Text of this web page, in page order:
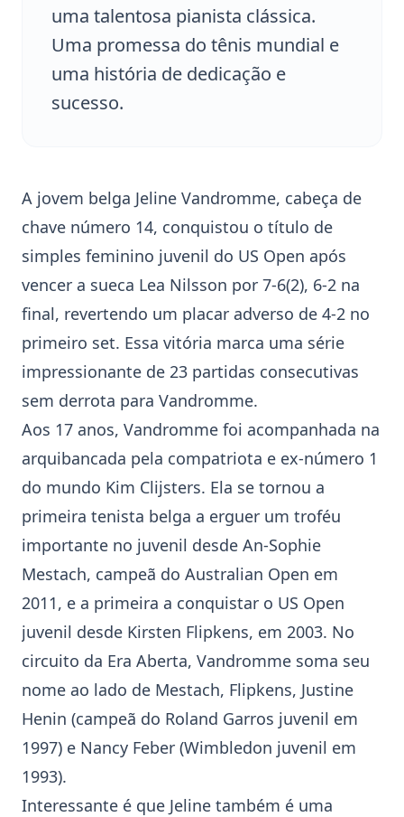
uma talentosa pianista clássica.
Uma promessa do tênis mundial e
uma história de dedicação e
sucesso.
A jovem belga Jeline Vandromme, cabeça de
chave número 14, conquistou o título de
simples feminino juvenil do US Open após
vencer a sueca Lea Nilsson por 7-6(2), 6-2 na
final, revertendo um placar adverso de 4-2 no
primeiro set. Essa vitória marca uma série
impressionante de 23 partidas consecutivas
sem derrota para Vandromme.
Aos 17 anos, Vandromme foi acompanhada na
arquibancada pela compatriota e ex-número 1
do mundo Kim Clijsters. Ela se tornou a
primeira tenista belga a erguer um troféu
importante no juvenil desde An-Sophie
Mestach, campeã do Australian Open em
2011, e a primeira a conquistar o US Open
juvenil desde Kirsten Flipkens, em 2003. No
circuito da Era Aberta, Vandromme soma seu
nome ao lado de Mestach, Flipkens, Justine
Henin (campeã do Roland Garros juvenil em
1997) e Nancy Feber (Wimbledon juvenil em
1993).
Interessante é que Jeline também é uma